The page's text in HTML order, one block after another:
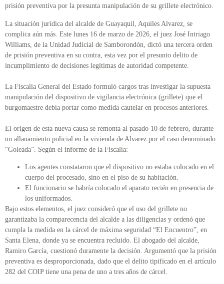
prisión preventiva por la presunta manipulación de su grillete electrónico.
La situación jurídica del alcalde de Guayaquil, Aquiles Alvarez, se
complica aún más. Este lunes 16 de marzo de 2026, el juez José Intriago
Williams, de la Unidad Judicial de Samborondón, dictó una tercera orden
de prisión preventiva en su contra, esta vez por el presunto delito de
incumplimiento de decisiones legítimas de autoridad competente.
La Fiscalía General del Estado formuló cargos tras investigar la supuesta
manipulación del dispositivo de vigilancia electrónica (grillete) que el
burgomaestre debía portar como medida cautelar en procesos anteriores.
El origen de esta nueva causa se remonta al pasado 10 de febrero, durante
un allanamiento policial en la vivienda de Alvarez por el caso denominado
“Goleada”. Según el informe de la Fiscalía:
Los agentes constataron que el dispositivo no estaba colocado en el
cuerpo del procesado, sino en el piso de su habitación.
El funcionario se habría colocado el aparato recién en presencia de
los uniformados.
Bajo estos elementos, el juez consideró que el uso del grillete no
garantizaba la comparecencia del alcalde a las diligencias y ordenó que
cumpla la medida en la cárcel de máxima seguridad “El Encuentro”, en
Santa Elena, donde ya se encuentra recluido. El abogado del alcalde,
Ramiro García, cuestionó duramente la decisión. Argumentó que la prisión
preventiva es desproporcionada, dado que el delito tipificado en el artículo
282 del COIP tiene una pena de uno a tres años de cárcel.